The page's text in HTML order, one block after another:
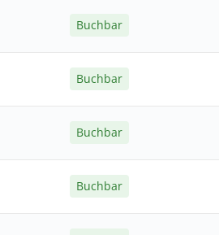
Buchbar
Buchbar
Buchbar
Buchbar